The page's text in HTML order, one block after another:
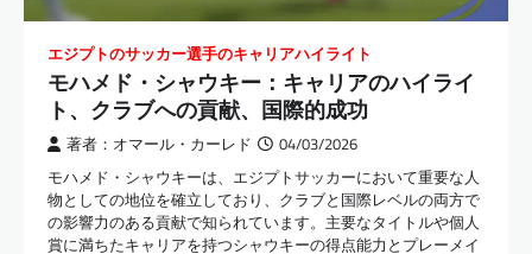
エジプトのサッカー選手のキャリアハイライト
モハメド・シャウキー：キャリアのハイライ
ト、クラブへの貢献、国際的成功
著者：オマール・カーレド 04/03/2026
モハメド・シャウキーは、エジプトサッカーにおいて重要な人
物としての地位を確立しており、クラブと国際レベルの両方で
の影響力のある貢献で知られています。主要なタイトルや個人
賞に満ちたキャリアを持つシャウキーの得点能力とプレーメイ